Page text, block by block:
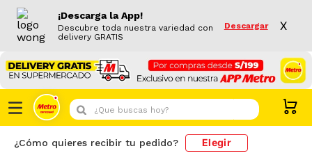
¡Descarga la App!
Descubre toda nuestra variedad con
delivery GRATIS
Descargar X
¿Que buscas hoy?
¿Cómo quieres recibir tu pedido? Elegir